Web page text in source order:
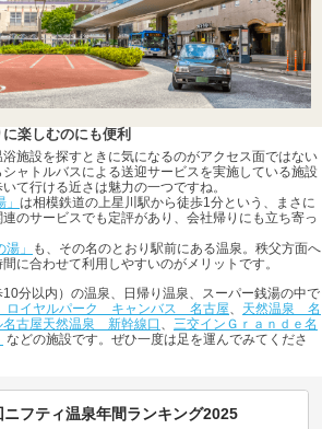
楽しむのにも便利
施設を探すときに気になるのがアクセス面ではない
ャトルバスによる送迎サービスを実施している施設
て行ける近さは魅力の一つですね。
は相模鉄道の上星川駅から徒歩1分という、まさに
のサービスでも定評があり、会社帰りにも立ち寄っ
」
も、その名のとおり駅前にある温泉。秩父方面へ
に合わせて利用しやすいのがメリットです。
分以内）の温泉、日帰り温泉、スーパー銭湯の中で
イヤルパーク キャンバス 名古屋、 天然温泉 名
古屋天然温泉 新幹線口 、 三交インＧｒａｎｄｅ名
などの施設です。ぜひ一度は足を運んでみてくださ
ニフティ温泉年間ランキング2025